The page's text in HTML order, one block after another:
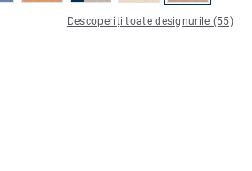
Descoperiți toate designurile (55)